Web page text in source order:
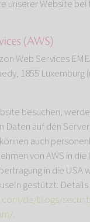
unserer Website
(AWS)
Web Services
1855 Luxemburg
besuchen,
auf den
auch
von AWS in
in die USA
gestützt. Details
de/blogs/
.